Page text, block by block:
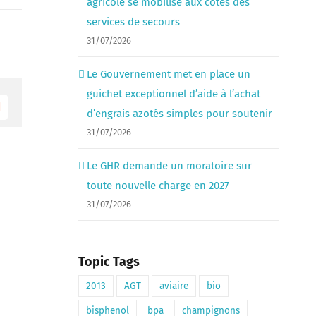
services de secours
31/07/2026
Le Gouvernement met en place un
guichet exceptionnel d’aide à l’achat
d’engrais azotés simples pour soutenir
31/07/2026
Le GHR demande un moratoire sur
toute nouvelle charge en 2027
31/07/2026
Topic Tags
2013 AGT aviaire bio
bisphenol bpa champignons